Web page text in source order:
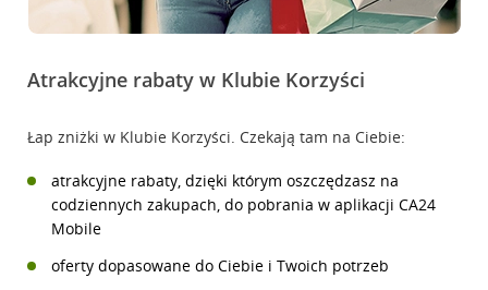
Atrakcyjne rabaty w Klubie Korzyści
Łap zniżki w Klubie Korzyści. Czekają tam na Ciebie:
atrakcyjne rabaty, dzięki którym oszczędzasz na
codziennych zakupach, do pobrania w aplikacji CA24
Mobile
oferty dopasowane do Ciebie i Twoich potrzeb